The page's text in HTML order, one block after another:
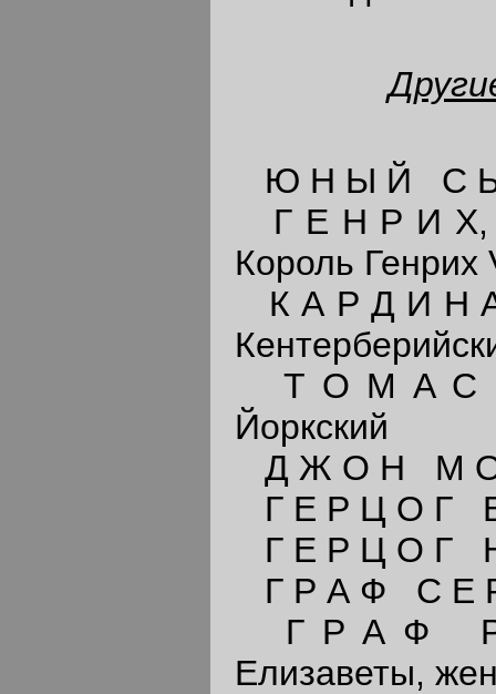
Ю Н Ы Й С Ы
Г Е Н Р И Х,
Король Генрих
К А Р Д И Н
Т О М А С
Йоркский
Д Ж О Н М О
Г Е Р Ц О Г
Г Е Р Ц О Г
Г Р А Ф С Е Р
Г Р А Ф Р
Елизаветы,